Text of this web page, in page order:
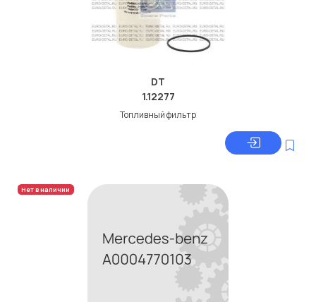
DT
1.12277
Топливный фильтр
Нет в наличии